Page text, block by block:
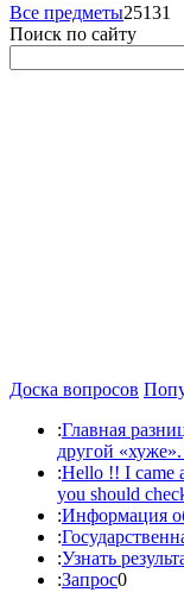
Все предметы25131
Поиск по сайту
Доска вопросов
:Главная
другой
:Hello !! I came
you should
:Информация
:
:Узнать
:Запрос0